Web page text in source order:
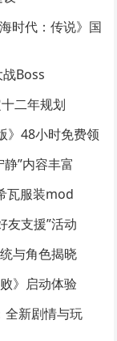
时代：传说》国
Boss
二年规划
》48小时免费领
”内容丰富
瓦服装mod
友支援”活动
与角色揭晓
》启动体验
全新剧情与玩